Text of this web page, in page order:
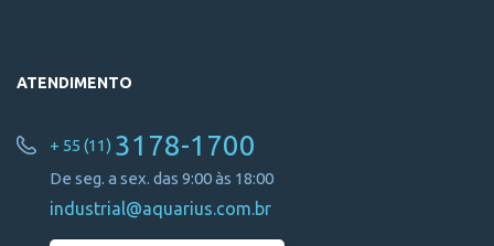
ATENDIMENTO
+ 55 (11) 3178-1700
De seg. a sex. das 9:00 às 18:00
industrial@aquarius.com.br